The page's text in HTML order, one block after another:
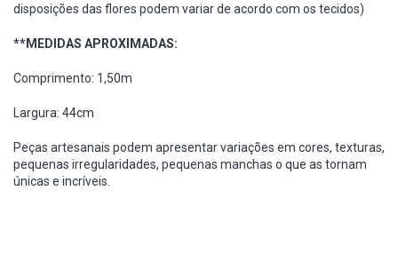
disposições das flores podem variar de acordo com os tecidos)
**MEDIDAS APROXIMADAS:
Comprimento: 1,50m
Largura: 44cm
Peças artesanais podem apresentar variações em cores, texturas,
pequenas irregularidades, pequenas manchas o que as tornam
únicas e incríveis.